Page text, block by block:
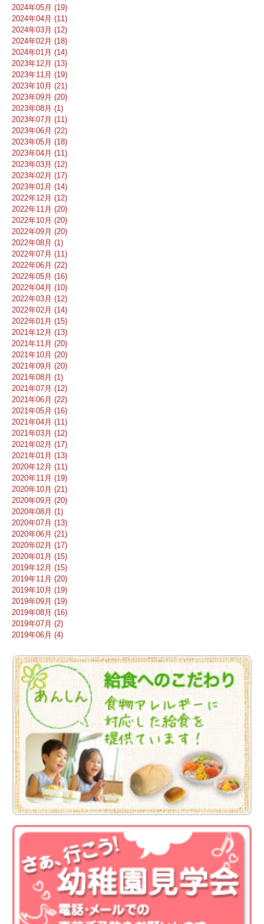
2024年05月 (19)
2024年04月 (11)
2024年03月 (12)
2024年02月 (18)
2024年01月 (14)
2023年12月 (13)
2023年11月 (19)
2023年10月 (21)
2023年09月 (20)
2023年08月 (1)
2023年07月 (11)
2023年06月 (22)
2023年05月 (18)
2023年04月 (11)
2023年03月 (12)
2023年02月 (17)
2023年01月 (14)
2022年12月 (12)
2022年11月 (20)
2022年10月 (20)
2022年09月 (20)
2022年08月 (1)
2022年07月 (11)
2022年06月 (22)
2022年05月 (16)
2022年04月 (10)
2022年03月 (12)
2022年02月 (14)
2022年01月 (15)
2021年12月 (13)
2021年11月 (20)
2021年10月 (20)
2021年09月 (20)
2021年08月 (1)
2021年07月 (12)
2021年06月 (22)
2021年05月 (16)
2021年04月 (11)
2021年03月 (12)
2021年02月 (17)
2021年01月 (13)
2020年12月 (11)
2020年11月 (19)
2020年10月 (21)
2020年09月 (20)
2020年08月 (1)
2020年07月 (13)
2020年06月 (21)
2020年02月 (17)
2020年01月 (15)
2019年12月 (15)
2019年11月 (20)
2019年10月 (19)
2019年09月 (19)
2019年08月 (16)
2019年07月 (2)
2019年06月 (4)